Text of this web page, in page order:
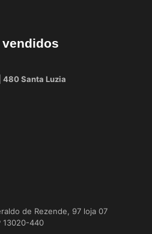
480 Santa Luzia
de Rezende, 97 loja 07
13020-440